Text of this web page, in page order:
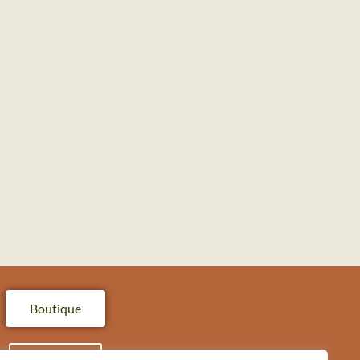
Boutique